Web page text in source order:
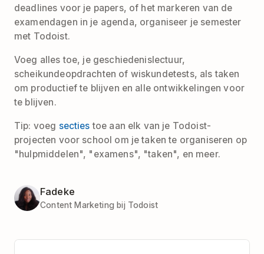
deadlines voor je papers, of het markeren van de
examendagen in je agenda, organiseer je semester
met Todoist.
Voeg alles toe, je geschiedenislectuur,
scheikundeopdrachten of wiskundetests, als taken
om productief te blijven en alle ontwikkelingen voor
te blijven.
Tip: voeg secties toe aan elk van je Todoist-
projecten voor school om je taken te organiseren op
"hulpmiddelen", "examens", "taken", en meer.
Fadeke
Content Marketing bij Todoist